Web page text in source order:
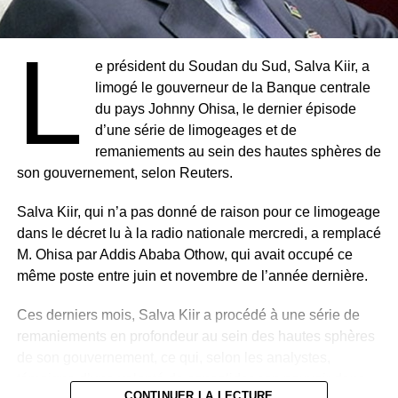
L
e président du Soudan du Sud, Salva Kiir, a
limogé le gouverneur de la Banque centrale
du pays Johnny Ohisa, le dernier épisode
d’une série de limogeages et de
remaniements au sein des hautes sphères de
son gouvernement, selon Reuters.
Salva Kiir, qui n’a pas donné de raison pour ce limogeage
dans le décret lu à la radio nationale mercredi, a remplacé
M. Ohisa par Addis Ababa Othow, qui avait occupé ce
même poste entre juin et novembre de l’année dernière.
Ces derniers mois, Salva Kiir a procédé à une série de
remaniements en profondeur au sein des hautes sphères
témoigne d’une volonté de consolider son pouvoir dans